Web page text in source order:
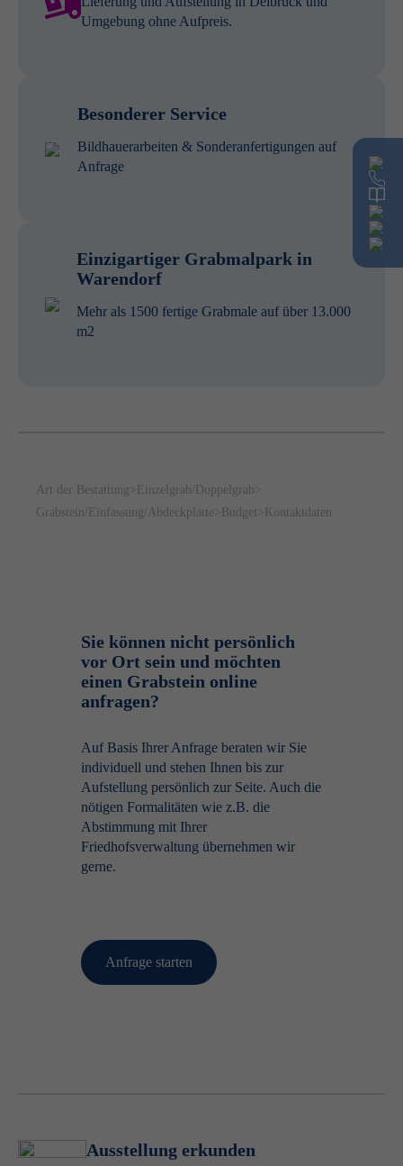
Umgebung ohne Aufpreis.
Besonderer Service
Bildhauerarbeiten & Sonderanfertigungen auf
Anfrage
Einzigartiger Grabmalpark in
Warendorf
Mehr als 1500 fertige Grabmale auf über 13.000
m2
Art der Bestattung > Einzelgrab/Doppelgrab >
Grabstein/Einfassung/Abdeckplatte > Budget > Kontaktdaten
Sie können nicht persönlich
vor Ort sein und möchten
einen Grabstein online
anfragen?
Auf Basis Ihrer Anfrage beraten wir Sie
individuell und stehen Ihnen bis zur
Aufstellung persönlich zur Seite. Auch die
nötigen Formalitäten wie z.B. die
Abstimmung mit Ihrer
Friedhofsverwaltung übernehmen wir
gerne.
Anfrage starten
Ausstellung erkunden